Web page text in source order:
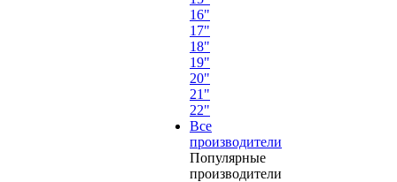
16"
17"
18"
19"
20"
21"
22"
Все
производители
Популярные
производители